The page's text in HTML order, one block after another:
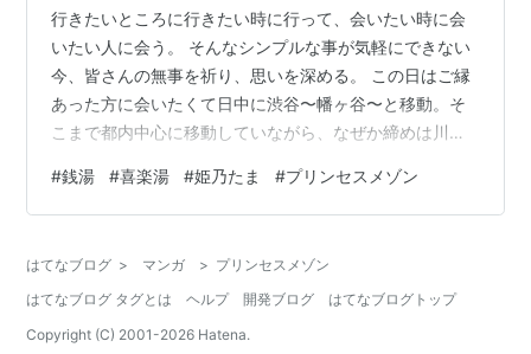
行きたいところに行きたい時に行って、会いたい時に会
いたい人に会う。 そんなシンプルな事が気軽にできない
今、皆さんの無事を祈り、思いを深める。 この日はご縁
あった方に会いたくて日中に渋谷〜幡ヶ谷〜と移動。そ
こまで都内中心に移動していながら、なぜか締めは川口
ったが、行きたくなってしまったのだから移動距離は関
係ない。 この日はまず渋谷LOFT9を訪れた。 お目当ては
フト9さんのカフェスペースで安田理央さんとふたり古本
市をします！ エントランスフリーなので気軽に来て飲み
ましょう〜。な、の、で、す…
#銭湯 #喜楽湯 #姫乃たま #プリンセスメゾン
はてなブログ > マンガ > プリンセスメゾン
はてなブログ タグとは
ヘルプ 開発ブログ
はてなブログトップ
Copyright (C) 2001-2026 Hatena.